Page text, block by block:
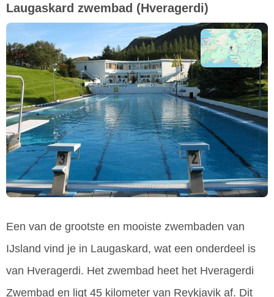
Laugaskard zwembad (Hveragerdi)
Een van de grootste en mooiste zwembaden van
IJsland vind je in Laugaskard, wat een onderdeel is
van Hveragerdi. Het zwembad heet het Hveragerdi
Zwembad en ligt 45 kilometer van Reykjavik af. Dit